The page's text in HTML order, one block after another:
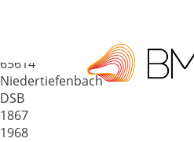
65614
Niedertiefenbach
DSB
1867
1968